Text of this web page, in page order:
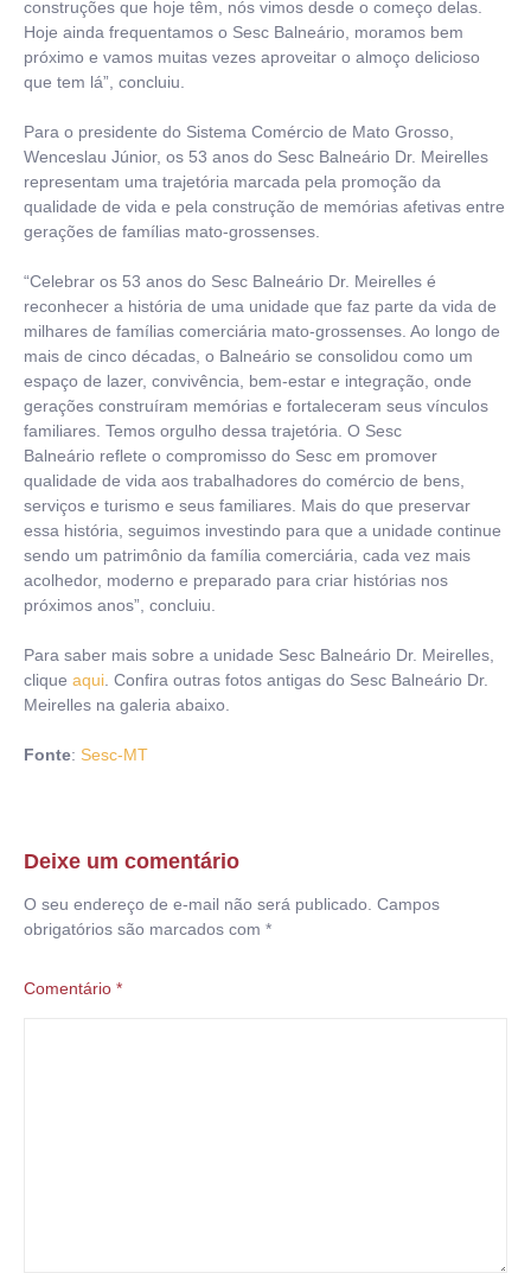
construções que hoje têm, nós vimos desde o começo delas.
Hoje ainda frequentamos o Sesc Balneário, moramos bem
próximo e vamos muitas vezes aproveitar o almoço delicioso
que tem lá”, concluiu.
Para o presidente do Sistema Comércio de Mato Grosso,
Wenceslau Júnior, os 53 anos do Sesc Balneário Dr. Meirelles
representam uma trajetória marcada pela promoção da
qualidade de vida e pela construção de memórias afetivas entre
gerações de famílias mato-grossenses.
“Celebrar os 53 anos do Sesc Balneário Dr. Meirelles é
reconhecer a história de uma unidade que faz parte da vida de
milhares de famílias comerciária mato-grossenses. Ao longo de
mais de cinco décadas, o Balneário se consolidou como um
espaço de lazer, convivência, bem-estar e integração, onde
gerações construíram memórias e fortaleceram seus vínculos
familiares. Temos orgulho dessa trajetória. O Sesc
Balneário reflete o compromisso do Sesc em promover
qualidade de vida aos trabalhadores do comércio de bens,
serviços e turismo e seus familiares. Mais do que preservar
essa história, seguimos investindo para que a unidade continue
sendo um patrimônio da família comerciária, cada vez mais
acolhedor, moderno e preparado para criar histórias nos
próximos anos”, concluiu.
Para saber mais sobre a unidade Sesc Balneário Dr. Meirelles,
clique aqui. Confira outras fotos antigas do Sesc Balneário Dr.
Meirelles na galeria abaixo.
Fonte: Sesc-MT
Deixe um comentário
O seu endereço de e-mail não será publicado. Campos
obrigatórios são marcados com *
Comentário *